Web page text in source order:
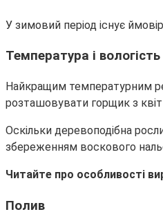
У зимовий період існує
Температура і вологість
Найкращим температурним
розташовувати горщик з
Оскільки деревоподібна
збереженням воскового
Читайте про особливості
Полив